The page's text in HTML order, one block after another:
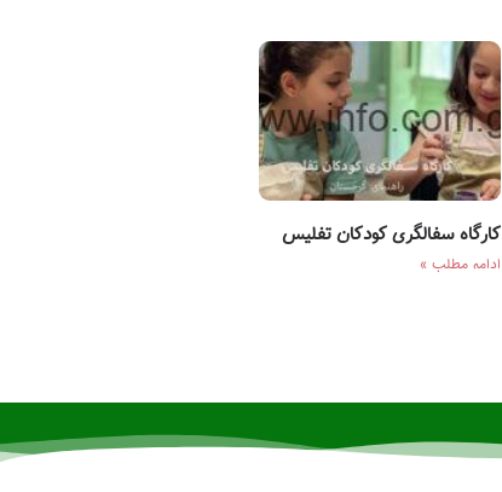
کارگاه سفالگری کودکان تفلیس
ادامه مطلب »